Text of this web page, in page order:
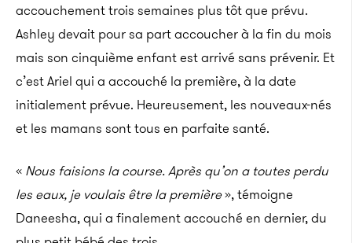
accouchement trois semaines plus tôt que prévu.
Ashley devait pour sa part accoucher à la fin du mois
mais son cinquième enfant est arrivé sans prévenir. Et
c’est Ariel qui a accouché la première, à la date
initialement prévue. Heureusement, les nouveaux-nés
et les mamans sont tous en parfaite santé.
« Nous faisions la course. Après qu’on a toutes perdu
les eaux, je voulais être la première», témoigne
Daneesha, qui a finalement accouché en dernier, du